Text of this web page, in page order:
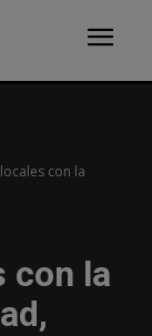
con la
con la